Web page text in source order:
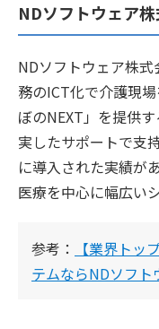
NDソフトウェア
NDソフトウェア株
務のICT化で介護現
ぼのNEXT」を提供
実したサポートで支
に導入された実績が
医療を中心に幅広い
参考：
【業界トッ
テムならNDソフト